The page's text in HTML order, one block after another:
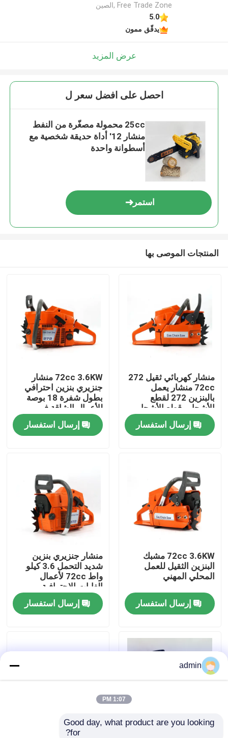
المنتجات
فيديوهات
عرض المصنع
اتصل بنا
اطلب اقتباس
بالمنشار البنزين
منشار صغير محمول باليد
Free Trade Zone ,الصين
5.0
يدقّق ممون
عرض المزيد
احصل على افضل سعر ل
25cc محمولة مصغّرة من النفط
منشار 12' أداة حديقة شخصية مع
أسطوانة واحدة
استمر
المنتجات الموصى بها
منشار كهربائي ثقيل 272
72cc منشار يعمل
بالبنزين 272 لقطع
الأشجار وقطع الأشجار
الكبيرة
إرسال استفسار
72cc 3.6KW منشار
جنزيري بنزين احترافي
بطول شفرة 18 بوصة
للأعمال الشاقة في
الغابات والمزارع
إرسال استفسار
72cc 3.6KW مشبك
البنزين الثقيل للعمل
المحلي المهني
إرسال استفسار
منشار جنزيري بنزين
شديد التحمل 3.6 كيلو
واط 72cc لأعمال
الغابات الاحترافية
إرسال استفسار
admin
1:07 PM
Good day, what product are you looking
for?